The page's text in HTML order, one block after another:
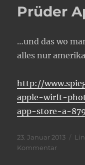
Prüder
…und das wo
alles nur
http://
apple-wirft-
app-store-a-
Veröffentlicht
am
23. Januar 2013
Kommentarzu